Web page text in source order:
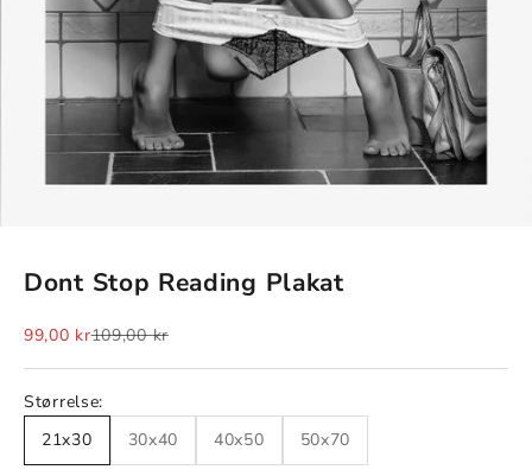
Dont Stop Reading Plakat
Salgspris
99,00 krNormalpris
109,00 kr
Størrelse:
21x30
30x40 40x50 50x70